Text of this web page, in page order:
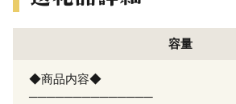
容量
◆商品内容◆
──────────────